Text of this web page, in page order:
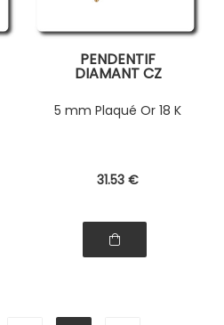
PENDENTIF
DIAMANT CZ
5 mm Plaqué Or 18 K
31.53 €